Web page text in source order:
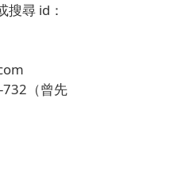
搜尋 id：
（曾先